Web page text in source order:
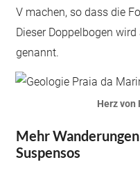
V machen, so dass die
Dieser Doppelbogen
genannt.
Herz von
Mehr
Suspensos